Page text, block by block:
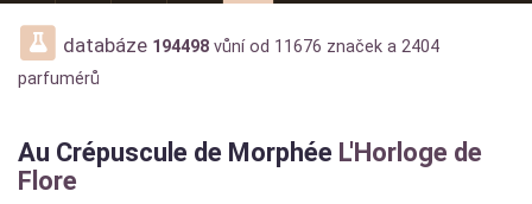
parfémech
a
aromaterapii
databáze 194498 vůní od 11676 značek a 2404
parfumérů
Au Crépuscule de Morphée L'Horloge de
Flore